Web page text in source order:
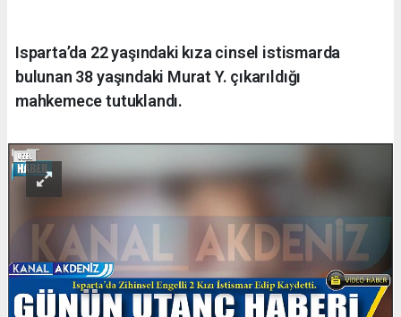
Isparta’da 22 yaşındaki kıza cinsel istismarda
bulunan 38 yaşındaki Murat Y. çıkarıldığı
mahkemece tutuklandı.